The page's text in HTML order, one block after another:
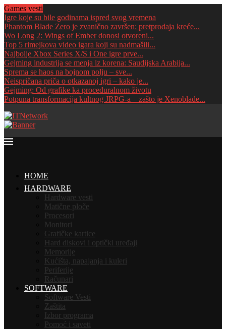
Games vesti
Igre koje su bile godinama ispred svog vremena
Phantom Blade Zero je zvanično završen: pretprodaja kreće...
Wo Long 2: Wings of Ember donosi otvoreni...
Top 5 rimejkova video igara koji su nadmašili...
Najbolje Xbox Series X/S i One igre prve...
Gejming industrija se menja iz korena: Saudijska Arabija...
Sprema se haos na bojnom polju – sve...
Neispričana priča o otkazanoj igri – kako je...
Gejming: Od grafike ka proceduralnom životu
Potpuna transformacija kultnog JRPG-a – zašto je Xenoblade...
HOME
HARDWARE
Hardware vesti
Matične ploče
Procesori
Monitori
Grafičke kartice
Hard diskovi i optički uređaji
Memorije
Kućišta, napajanja i kuleri
Periferije
Računari
SOFTWARE
Software Vesti
Zaštita
Izbor programa
Pomoć i saveti